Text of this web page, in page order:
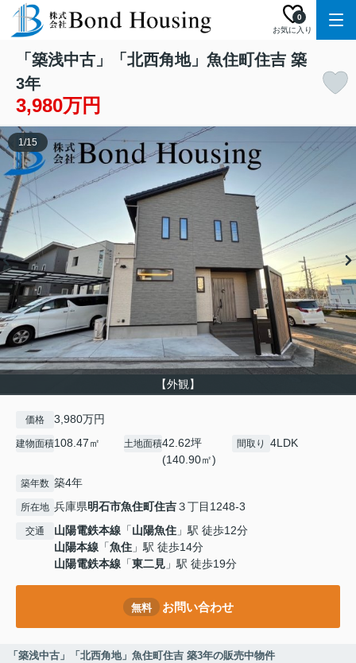
お気に入り
0
「築浅中古」「北西角地」魚住町住吉 築
3年
3,980万円
【外観】
1/15
価格 3,980万円
建物面積108.47㎡ 土地面積42.62坪
(140.90㎡)
間取り 4LDK
築年数 築4年
所在地 兵庫県明石市魚住町住吉３丁目1248-3
交通 山陽電鉄本線 「山陽魚住 」駅 徒歩12分
山陽本線 「魚住 」駅 徒歩14分
山陽電鉄本線 「東二見 」駅 徒歩19分
無料 お問い合わせ
「築浅中古」「北西角地」魚住町住吉 築3年の販売中物件